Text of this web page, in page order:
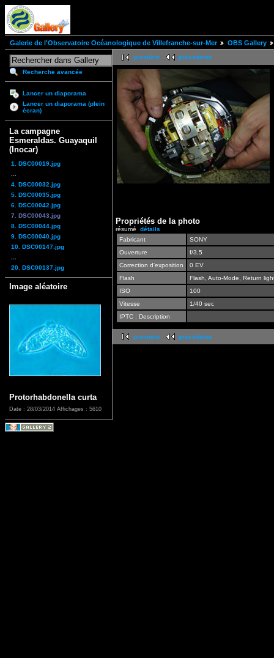
Galerie de l'Observatoire Océanologique de Villefranche-sur-Mer OBS Gallery
Recherche avancée
Lancer un diaporama
Lancer un diaporama (plein
écran)
La campagne
Esmeraldas. Guayaquil
(Inocar)
1. DSC00019.jpg
4. DSC00032.jpg
5. DSC00035.jpg
6. DSC00042.jpg
7. DSC00043.jpg
8. DSC00044.jpg
9. DSC00040.jpg
10. DSC00147.jpg
20. DSC00137.jpg
Image aléatoire
Protorhabdonella curta
Date : 28/03/2014 Affichages : 5610
première précédente
Propriétés de la photo
résumé détails
Fabricant
SONY
Ouverture
f/3,5
Correction d'exposition
0 EV
Flash
Flash, Auto-Mode, Return
ISO
100
Vitesse
1/40 sec
IPTC : Description
première précédente